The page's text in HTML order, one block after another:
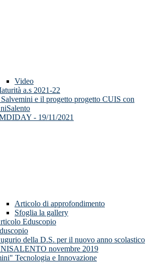
Video
a.s 2021-22
e il progetto progetto CUIS con
- 19/11/2021
Articolo di approfondimento
Sfoglia la gallery
Eduscopio
della D.S. per il nuovo anno scolastico
novembre 2019
Tecnologia e Innovazione